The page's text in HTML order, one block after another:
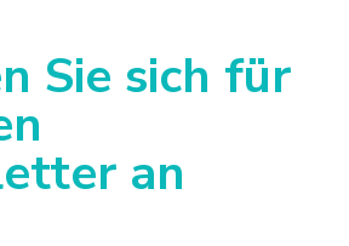
Sie sich für
an